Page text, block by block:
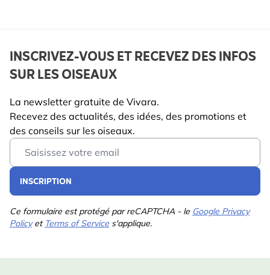
INSCRIVEZ-VOUS ET RECEVEZ DES INFOS
SUR LES OISEAUX
La newsletter gratuite de Vivara.
Recevez des actualités, des idées, des promotions et
des conseils sur les oiseaux.
Email Address
INSCRIPTION
Ce formulaire est protégé par reCAPTCHA - le Google Privacy
Policyet Terms of Service s'applique.